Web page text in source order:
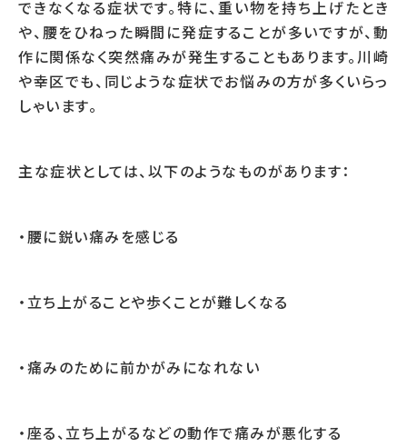
できなくなる症状です。特に、重い物を持ち上げたとき
や、腰をひねった瞬間に発症することが多いですが、動
作に関係なく突然痛みが発生することもあります。川崎
や幸区でも、同じような症状でお悩みの方が多くいらっ
しゃいます。
主な症状としては、以下のようなものがあります：
・腰に鋭い痛みを感じる
・立ち上がることや歩くことが難しくなる
・痛みのために前かがみになれない
・座る、立ち上がるなどの動作で痛みが悪化する